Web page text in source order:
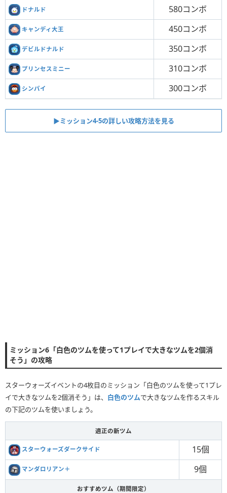
ドナルド 580コンボ
キャンディ大王 450コンボ
デビルドナルド 350コンボ
プリンセスミニー 310コンボ
シンパイ 300コンボ
▶︎ミッション4-5の詳しい攻略方法を見る
ミッション6「白色のツムを使って1プレイで大きなツムを2個消
そう」の攻略
スターウォーズイベントの4枚目のミッション「白色のツムを使って1プレ
イで大きなツムを2個消そう」は、 白色のツムで大きなツムを作るスキル
の下記のツムを使いましょう。
適正の新ツム
スターウォーズダークサイド 15個
マンダロリアン＋ 9個
おすすめツム（期間限定）